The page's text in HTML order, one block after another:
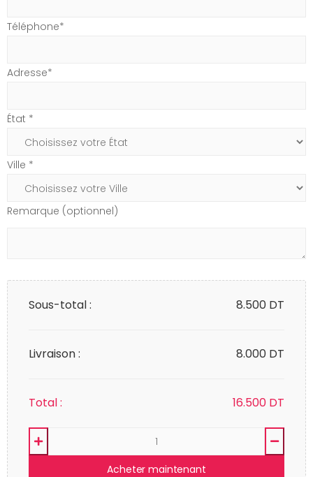
Téléphone*
Adresse*
État *
Ville *
Remarque (optionnel)
Sous-total : 8.500 DT
Livraison : 8.000 DT
Total : 16.500 DT
Acheter maintenant